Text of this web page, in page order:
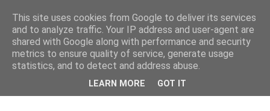
This site uses cookies from Google to deliver its services
and to analyze traffic. Your IP address and user-agent are
shared with Google along with performance and security
metrics to ensure quality of service, generate usage
statistics, and to detect and address abuse.
LEARN MORE GOT IT